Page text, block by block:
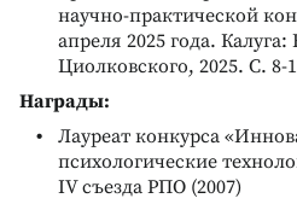
научно-практической
апреля 2025 года.
Циолковского, 2025. С. 8-
Награды:
Лауреат конкурса
психологические
IV съезда РПО (2007)